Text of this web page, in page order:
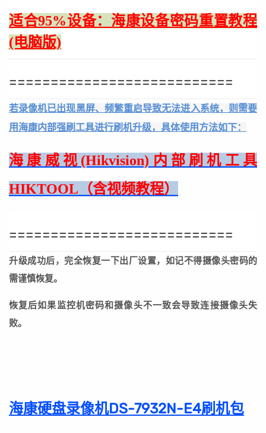
适合95%设备：海康设备密码重置教程
(电脑版)
===========================
若录像机已出现黑屏、频繁重启导致无法进入系统，则需要
用海康内部强刷工具进行刷机升级，具体使用方法如下：
海康威视(Hikvision)内部刷机工具
HIKTOOL（含视频教程）
===========================
升级成功后，完全恢复一下出厂设置，如记不得摄像头密码的
需谨慎恢复。
恢复后如果监控机密码和摄像头不一致会导致连接摄像头失
败。
海康硬盘录像机DS-7932N-E4刷机包